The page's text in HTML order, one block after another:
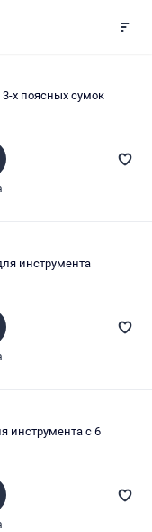
3-х поясных сумок
инструмента
инструмента с 6